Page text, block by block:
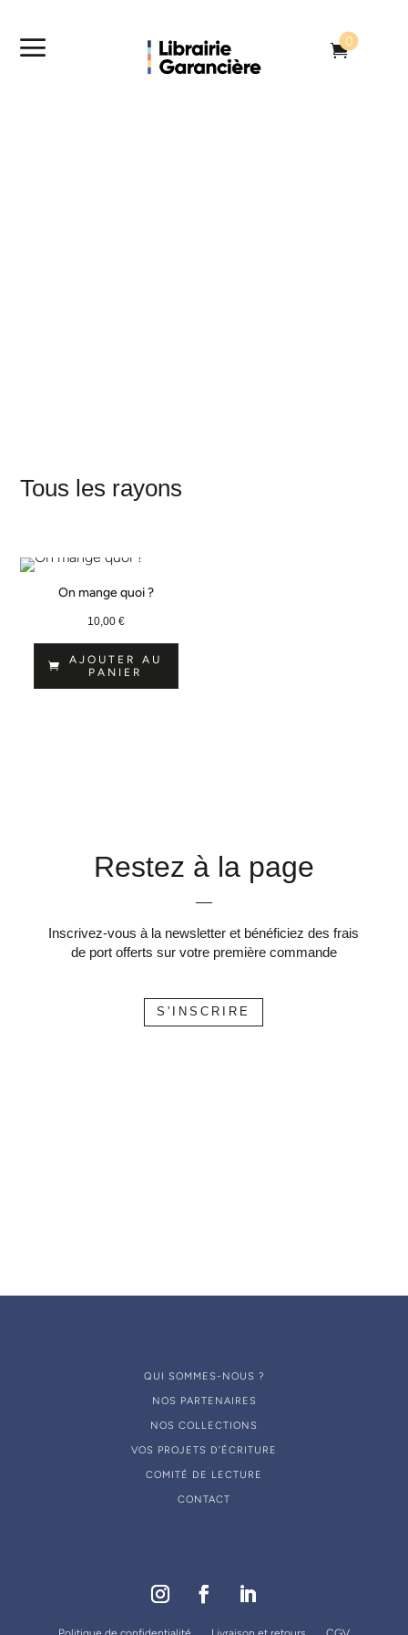
a 
0
Tous les rayons
On mange quoi ?
10,00€
AJOUTER AU
PANIER
Restez à la page
Inscrivez-vous à la newsletter et bénéficiez des frais
de port offerts sur votre première commande
S'INSCRIRE
QUI SOMMES-NOUS ?
NOS PARTENAIRES
NOS COLLECTIONS
VOS PROJETS D’ÉCRITURE
COMITÉ DE LECTURE
CONTACT